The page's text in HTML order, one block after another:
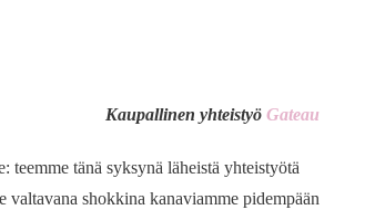
Kaupallinen yhteistyö Gateau
tänä syksynä läheistä yhteistyötä
valtavana shokkina kanaviamme pidempään